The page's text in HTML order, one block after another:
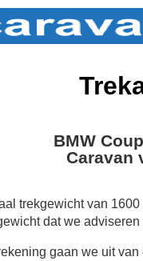
BMW
Caravan
trekgewicht van
dat we
gaan we uit